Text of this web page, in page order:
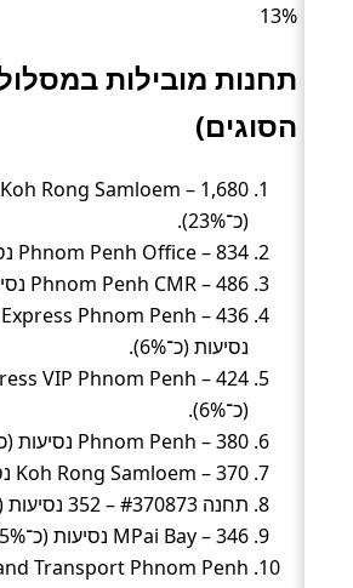
13%
תחנות מובילות
הסוגים)
(כ־23%).
Phnom Penh Office – 834 נסיעות (כ־11%).
Phnom Penh CMR – 486 נסיעות (כ־7%).
Phnom Penh – 436
נסיעות (כ־6%).
(כ־6%).
Phnom Penh – 380 נסיעות (כ־5%).
Koh Rong Samloem – 370 נסיעות (כ־5%).
תחנה #370873 – 352 נסיעות (כ־5%).
MPai Bay – 346 נסיעות (כ־5%).
Transport Phnom Penh